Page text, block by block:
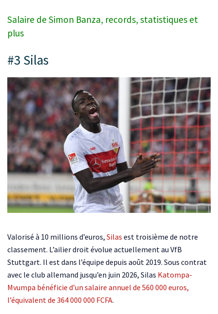
Salaire de Simon Banza, records, statistiques et
plus
#3 Silas
Valorisé à 10 millions d’euros, Silas est troisième de notre
classement. L’ailier droit évolue actuellement au VfB
Stuttgart. Il est dans l’équipe depuis août 2019. Sous contrat
avec le club allemand jusqu’en juin 2026, Silas Katompa-
Mvumpa bénéficie d’un salaire annuel de 560 000 euros,
l’équivalent de 364 000 000 FCFA.